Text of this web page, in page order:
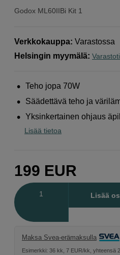
Godox ML60IIBi Kit 1
Verkkokauppa: Varastossa
Helsingin myymälä:
Teho jopa 70W
Säädettävä teho ja
Yksinkertainen ohjaus
Lisää tietoa
199 EUR
Lisää
Maksa Svea-erämaksulla
Esimerkki: 36 kk, 7 EUR/kk, yhteensä